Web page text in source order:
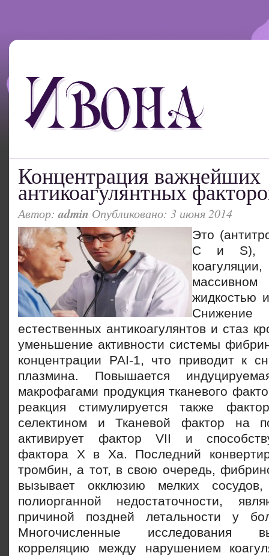
Концентрация важнейших
антикоагулянтных
Автор:admin Опубликовано: 3 июня 2014
Это
С и S),
жидкостью
естественных антикоагулянтов и стаз
уменьшение активности системы
концентрации РАІ-1, что приводит к
плазмина. Повышается
макрофагами продукция тканевого
реакция стимулируется также
селектином и Тканевой фактор на
активирует фактор VII и
фактора X в Ха. Последний
тромбин, а тот, в свою очередь,
вызывает окклюзию мелких
полиорганной недостаточности,
причиной поздней летальности у
Многочисленные исследования
корреляцию между нарушением